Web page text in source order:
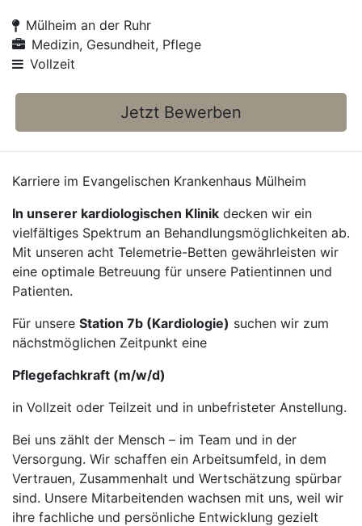
Mülheim an der Ruhr
Medizin, Gesundheit, Pflege
Vollzeit
Jetzt Bewerben
Karriere im Evangelischen Krankenhaus Mülheim
In unserer kardiologischen Klinik decken wir ein
vielfältiges Spektrum an Behandlungsmöglichkeiten ab.
Mit unseren acht Telemetrie-Betten gewährleisten wir
eine optimale Betreuung für unsere Patientinnen und
Patienten.
Für unsere Station 7b (Kardiologie) suchen wir zum
nächstmöglichen Zeitpunkt eine
Pflegefachkraft (m/w/d)
in Vollzeit oder Teilzeit und in unbefristeter Anstellung.
Bei uns zählt der Mensch – im Team und in der
Versorgung. Wir schaffen ein Arbeitsumfeld, in dem
Vertrauen, Zusammenhalt und Wertschätzung spürbar
sind. Unsere Mitarbeitenden wachsen mit uns, weil wir
ihre fachliche und persönliche Entwicklung gezielt